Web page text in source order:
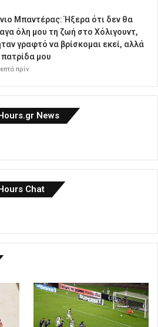
Μπαντέρας: Ήξερα ότι δεν θα
όλη μου τη ζωή στο Χόλιγουντ,
γραφτό να βρίσκομαι εκεί, αλλά
πατρίδα μου
πρίν
News
Chat